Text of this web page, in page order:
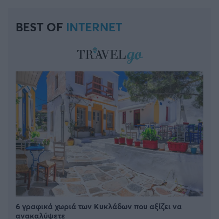
BEST OF INTERNET
6 γραφικά χωριά των Κυκλάδων που αξίζει να
ανακαλύψετε